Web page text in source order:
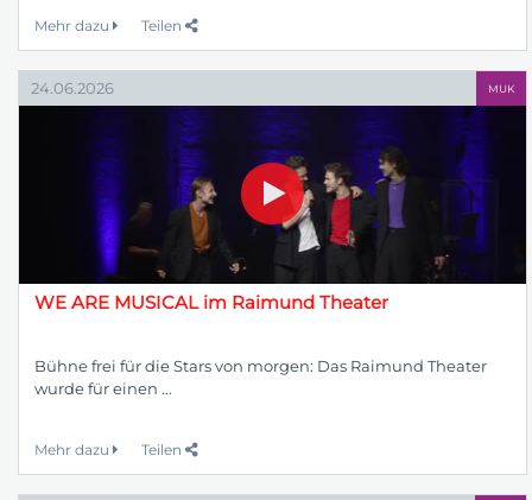
Mehr dazu Teilen
24.06.2026 MUK
WE ARE MUSICAL im Raimund Theater
Bühne frei für die Stars von morgen: Das Raimund Theater
wurde für einen ...
Mehr dazu Teilen